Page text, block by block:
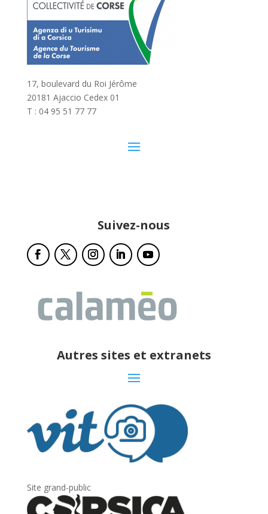
17, boulevard du Roi Jérôme
20181 Ajaccio Cedex 01
T : 04 95 51 77 77
Suivez-nous
Autres sites et extranets
Site grand-public